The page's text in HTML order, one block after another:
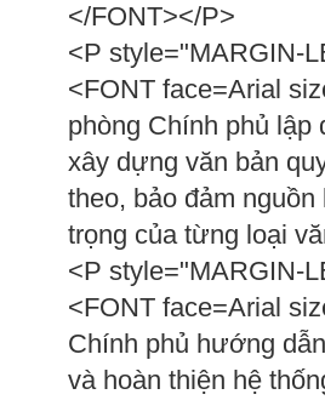
</FONT></P>
<P style="MARGIN-
<FONT face=Arial
phòng Chính phủ
xây dựng văn bản
theo, bảo đảm
trọng của từng loại
<P style="MARGIN-
<FONT face=Arial
Chính phủ hướng
và hoàn thiện hệ